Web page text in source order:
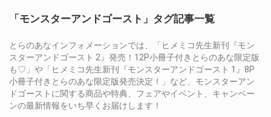
「モンスターアンドゴースト」タグ記事一覧
とらのあなインフォメーションでは、「ヒメミコ先生新刊『モン
スターアンドゴースト 2』発売！12P小冊子付きとらのあな限定版
も♡」や「ヒメミコ先生新刊『モンスターアンドゴースト 1』8P
小冊子付きとらのあな限定版発売決定！」など、モンスターアン
ドゴーストに関する商品や特典、フェアやイベント、キャンペー
ンの最新情報をいち早くお届けします！